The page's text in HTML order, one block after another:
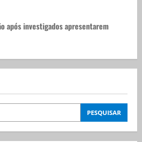
após investigados apresentarem
PESQUISAR